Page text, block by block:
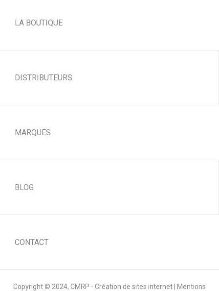
LA BOUTIQUE
DISTRIBUTEURS
MARQUES
BLOG
CONTACT
Copyright © 2024, CMRP - Création de sites internet Mentions